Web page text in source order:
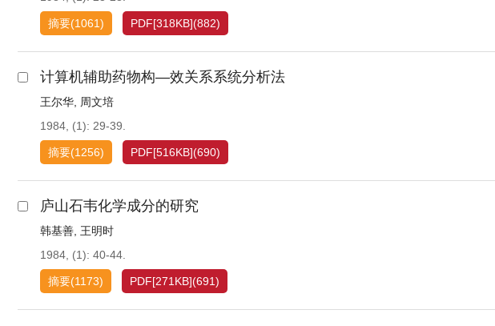
摘要(1061) PDF[318KB](882)
计算机辅助药物构—效关系系统分析法
王尔华
周文培
1984, (1): 29-39.
摘要(1256) PDF[516KB](690)
庐山石韦化学成分的研究
韩基善 王明时
1984, (1): 40-44.
摘要(1173) PDF[271KB](691)